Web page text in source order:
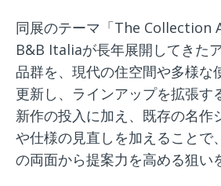
同展のテーマ「The Collection
B&B Italiaが長年展開してきた
品群を、現代の住空間や多様な
更新し、ラインアップを拡張す
新作の投入に加え、既存の名作
や仕様の見直しを加えることで
の両面から提案力を高める狙い